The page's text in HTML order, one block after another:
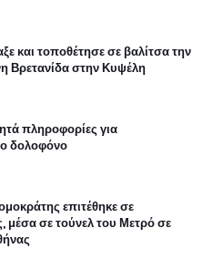
και τοποθέτησε σε βαλίτσα την
Βρετανίδα στην Κυψέλη
πληροφορίες για
δολοφόνο
επιτέθηκε σε
μέσα σε τούνελ του Μετρό σε